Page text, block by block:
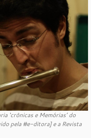
‘crônicas e Memórias’ do
pela #e-ditora] e a Revista